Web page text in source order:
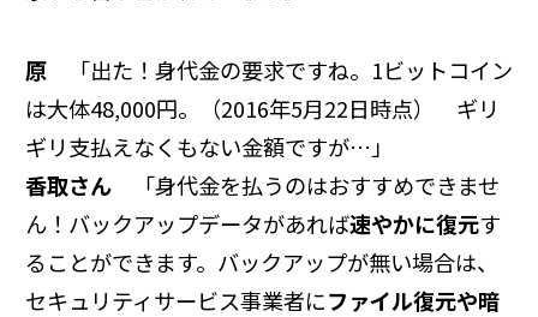
原
「出た！身代金の要求ですね。1ビットコイン
は大体48,000円。（2016年5月22日時点） ギリ
ギリ支払えなくもない金額ですが…」
香取さん
「身代金を払うのはおすすめできませ
ん！バックアップデータがあれば速やかに復元す
ることができます。バックアップが無い場合は、
セキュリティサービス事業者にファイル復元や暗